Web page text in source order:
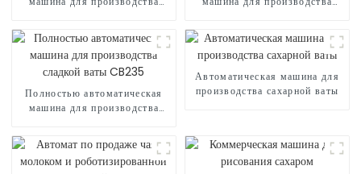
Полностью автоматическая
машина для производства
Автоматическая машина для
производства сахарной ваты